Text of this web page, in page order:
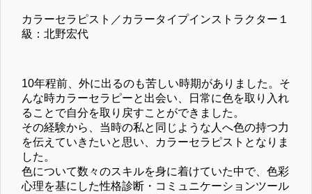
カラーセラピスト／カラータイプインストラクター１
級：北野宏代
10年程前、外に出るのも苦しい時期がありました。そ
んな時カラーセラピーと出会い、日常に色を取り入れ
ることで自分を取り戻すことができました。
その経験から、当時の私と同じような人へ色の持つ力
を伝えていきたいと思い、カラーセラピストとなりま
した。
色について数々のスキルを身に着けていた中で、色彩
心理を基にした性格診断・コミュニケーションツール